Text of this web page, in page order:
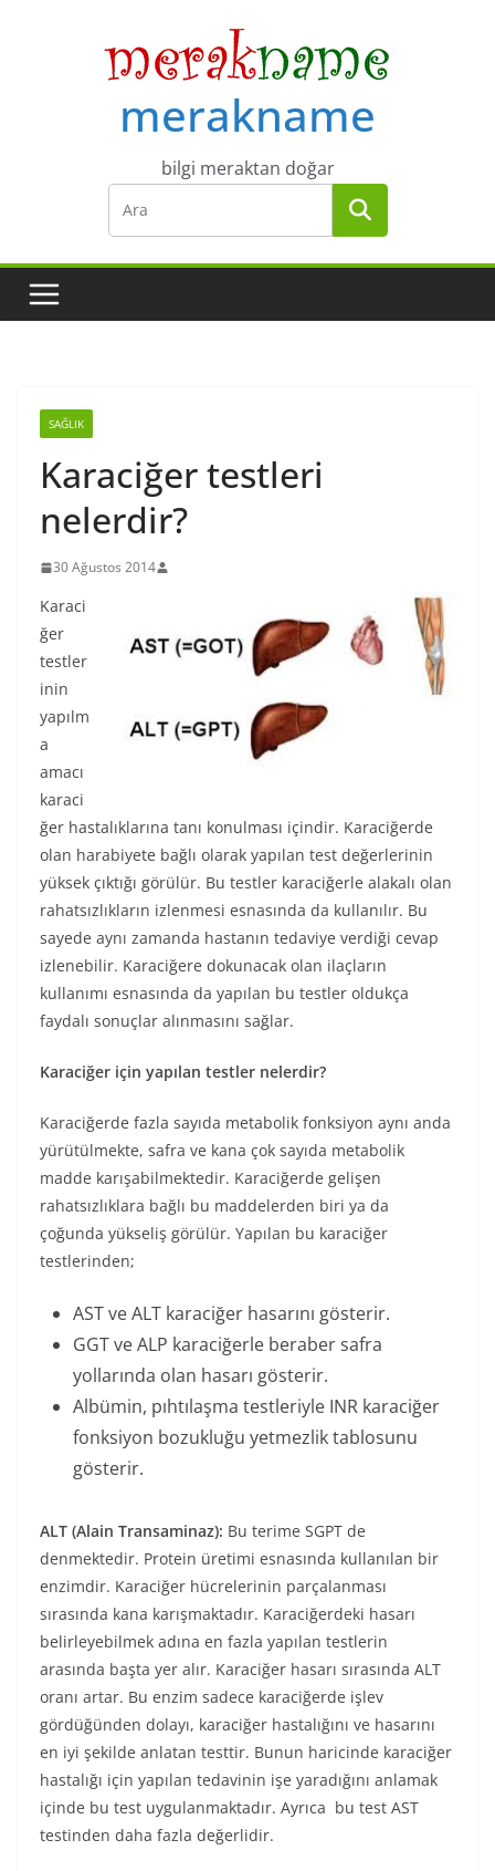
merakname
bilgi meraktan doğar
SAĞLIK
Karaciğer testleri
nelerdir?
30 Ağustos 2014
Karaci
ğer
testler
inin
yapılm
a
amacı
karaci
ğer hastalıklarına tanı konulması içindir. Karaciğerde
olan harabiyete bağlı olarak yapılan test değerlerinin
yüksek çıktığı görülür. Bu testler karaciğerle alakalı olan
rahatsızlıkların izlenmesi esnasında da kullanılır. Bu
sayede aynı zamanda hastanın tedaviye verdiği cevap
izlenebilir. Karaciğere dokunacak olan ilaçların
kullanımı esnasında da yapılan bu testler oldukça
faydalı sonuçlar alınmasını sağlar.
Karaciğer için yapılan testler nelerdir?
Karaciğerde fazla sayıda metabolik fonksiyon aynı anda
yürütülmekte, safra ve kana çok sayıda metabolik
madde karışabilmektedir. Karaciğerde gelişen
rahatsızlıklara bağlı bu maddelerden biri ya da
çoğunda yükseliş görülür. Yapılan bu karaciğer
testlerinden;
AST ve ALT karaciğer hasarını gösterir.
GGT ve ALP karaciğerle beraber safra
yollarında olan hasarı gösterir.
Albümin, pıhtılaşma testleriyle INR karaciğer
fonksiyon bozukluğu yetmezlik tablosunu
gösterir.
ALT (Alain Transaminaz): Bu terime SGPT de
denmektedir. Protein üretimi esnasında kullanılan bir
enzimdir. Karaciğer hücrelerinin parçalanması
sırasında kana karışmaktadır. Karaciğerdeki hasarı
belirleyebilmek adına en fazla yapılan testlerin
arasında başta yer alır. Karaciğer hasarı sırasında ALT
oranı artar. Bu enzim sadece karaciğerde işlev
gördüğünden dolayı, karaciğer hastalığını ve hasarını
en iyi şekilde anlatan testtir. Bunun haricinde karaciğer
hastalığı için yapılan tedavinin işe yaradığını anlamak
içinde bu test uygulanmaktadır. Ayrıca bu test AST
testinden daha fazla değerlidir.